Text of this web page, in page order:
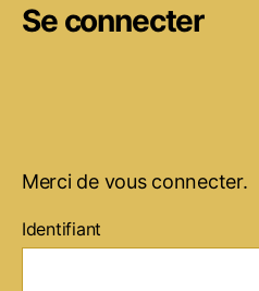
Se connecter
Merci de vous connecter.
Identifiant